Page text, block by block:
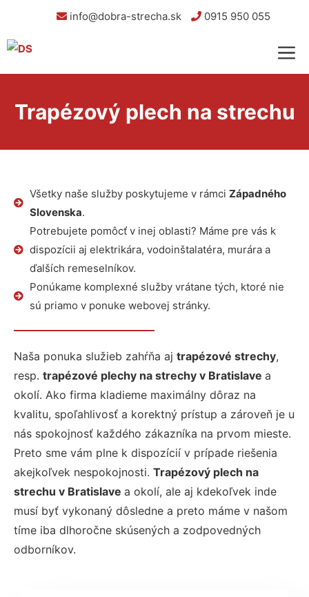
info@dobra-strecha.sk 0915 950 055
Trapézový plech na strechu
Všetky naše služby poskytujeme v rámci Západného
Slovenska.
Potrebujete pomôcť v inej oblasti? Máme pre vás k
dispozícii aj elektrikára, vodoinštalatéra, murára a
ďalších remeselníkov.
Ponúkame komplexné služby vrátane tých, ktoré nie
sú priamo v ponuke webovej stránky.
Naša ponuka služieb zahŕňa aj trapézové strechy,
resp. trapézové plechy na strechy v Bratislave a
okolí. Ako firma kladieme maximálny dôraz na
kvalitu, spoľahlivosť a korektný prístup a zároveň je u
nás spokojnosť každého zákazníka na prvom mieste.
Preto sme vám plne k dispozícií v prípade riešenia
akejkoľvek nespokojnosti. Trapézový plech na
strechu v Bratislave a okolí, ale aj kdekoľvek inde
musí byť vykonaný dôsledne a preto máme v našom
tíme iba dlhoročne skúsených a zodpovedných
odborníkov.